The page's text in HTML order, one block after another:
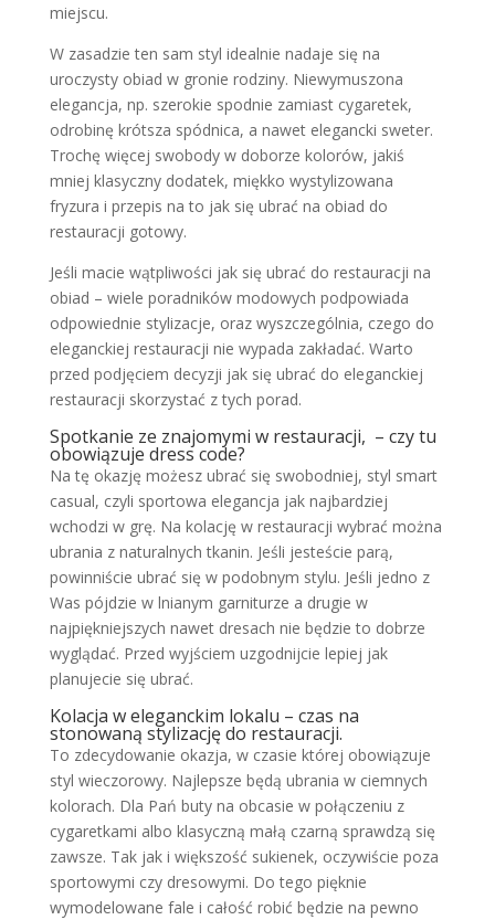
miejscu.
W zasadzie ten sam styl idealnie nadaje się na
uroczysty obiad w gronie rodziny. Niewymuszona
elegancja, np. szerokie spodnie zamiast cygaretek,
odrobinę krótsza spódnica, a nawet elegancki sweter.
Trochę więcej swobody w doborze kolorów, jakiś
mniej klasyczny dodatek, miękko wystylizowana
fryzura i przepis na to jak się ubrać na obiad do
restauracji gotowy.
Jeśli macie wątpliwości jak się ubrać do restauracji na
obiad – wiele poradników modowych podpowiada
odpowiednie stylizacje, oraz wyszczególnia, czego do
eleganckiej restauracji nie wypada zakładać. Warto
przed podjęciem decyzji jak się ubrać do eleganckiej
restauracji skorzystać z tych porad.
Spotkanie ze znajomymi w restauracji, – czy tu
obowiązuje dress code?
Na tę okazję możesz ubrać się swobodniej, styl smart
casual, czyli sportowa elegancja jak najbardziej
wchodzi w grę. Na kolację w restauracji wybrać można
ubrania z naturalnych tkanin. Jeśli jesteście parą,
powinniście ubrać się w podobnym stylu. Jeśli jedno z
Was pójdzie w lnianym garniturze a drugie w
najpiękniejszych nawet dresach nie będzie to dobrze
wyglądać. Przed wyjściem uzgodnijcie lepiej jak
planujecie się ubrać.
Kolacja w eleganckim lokalu – czas na
stonowaną stylizację do restauracji.
To zdecydowanie okazja, w czasie której obowiązuje
styl wieczorowy. Najlepsze będą ubrania w ciemnych
kolorach. Dla Pań buty na obcasie w połączeniu z
cygaretkami albo klasyczną małą czarną sprawdzą się
zawsze. Tak jak i większość sukienek, oczywiście poza
sportowymi czy dresowymi. Do tego pięknie
wymodelowane fale i całość robić będzie na pewno